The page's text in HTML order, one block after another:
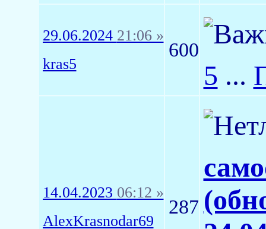
29.06.2024 21:06 »
kras5
600
5 ...
14.04.2023 06:12 »
AlexKrasnodar69
287